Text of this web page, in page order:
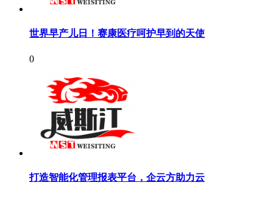
世界早产儿日！赛康医疗呵护早到的天使
0
打造智能化管理报表平台，企云方助力云